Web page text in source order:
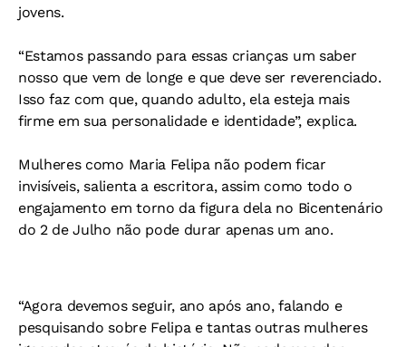
jovens.
“Estamos passando para essas crianças um saber
nosso que vem de longe e que deve ser reverenciado.
Isso faz com que, quando adulto, ela esteja mais
firme em sua personalidade e identidade”, explica.
Mulheres como Maria Felipa não podem ficar
invisíveis, salienta a escritora, assim como todo o
engajamento em torno da figura dela no Bicentenário
do 2 de Julho não pode durar apenas um ano.
“Agora devemos seguir, ano após ano, falando e
pesquisando sobre Felipa e tantas outras mulheres